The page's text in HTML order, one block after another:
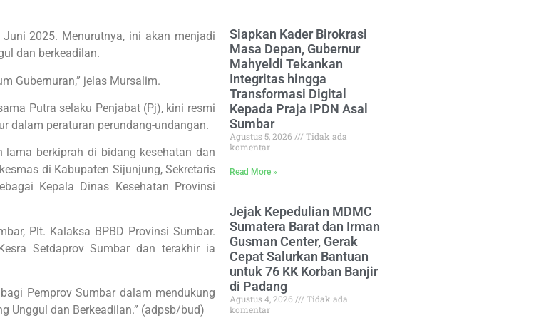
2025. Menurutnya, ini akan menjadi
dan berkeadilan.
Gubernuran,” jelas Mursalim.
Putra selaku Penjabat (Pj), kini resmi
dalam peraturan perundang-undangan.
lama berkiprah di bidang kesehatan dan
di Kabupaten Sijunjung, Sekretaris
Kepala Dinas Kesehatan Provinsi
Plt. Kalaksa BPBD Provinsi Sumbar.
Setdaprov Sumbar dan terakhir ia
Pemprov Sumbar dalam mendukung
Unggul dan Berkeadilan.” (adpsb/bud)
Siapkan Kader Birokrasi
Masa Depan, Gubernur
Mahyeldi Tekankan
Integritas hingga
Transformasi Digital
Kepada Praja IPDN Asal
Sumbar
Agustus 5, 2026
Tidak ada
komentar
Read More »
Jejak Kepedulian MDMC
Sumatera Barat dan Irman
Gusman Center, Gerak
Cepat Salurkan Bantuan
untuk 76 KK Korban Banjir
di Padang
Agustus 4, 2026
Tidak ada
komentar